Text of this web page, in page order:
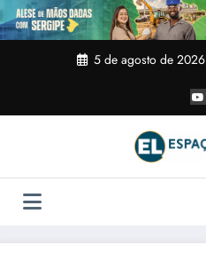
Pular
para
o
5 de agosto de 2026